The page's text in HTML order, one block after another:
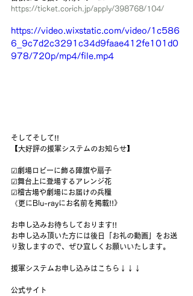
https://ticket.corich.jp/apply/398768/104/
https://video.wixstatic.com/video/1c586
6_9c7d2c3291c34d9faae412fe101d0
978/720p/mp4/file.mp4
そしてそして!!
【大好評の援軍システムのお知らせ】
☑︎劇場ロビーに飾る陣旗や扇子
☑︎舞台上に登場するアレンジ花
☑︎稽古場や劇場にお届けの兵糧
《更にBlu-rayにお名前を掲載!!》
お申し込みお待ちしております!!
お申し込み頂いた方には後日「お礼の動画」をお送
り致しますので、ぜひ宜しくお願いいたします。
援軍システムお申し込みはこちら↓↓↓
公式サイト